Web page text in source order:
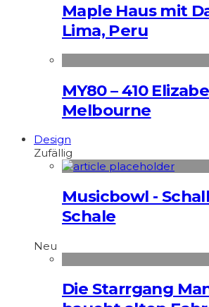
Maple Haus mit
Lima, Peru
MY80 – 410
Melbourne
Design
Zufällig
Musicbowl -
Schale
Neu
Die Starrgang